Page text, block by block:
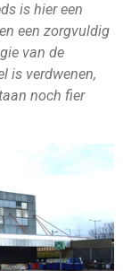
is hier een
een zorgvuldig
van de
is verdwenen,
noch fier